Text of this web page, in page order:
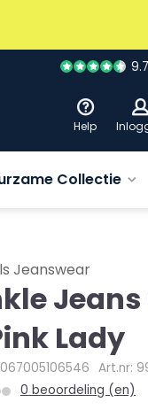
9.7
Help
Collectie
Jeanswear
Lady
Art.nr:
0 beoordeling (en)